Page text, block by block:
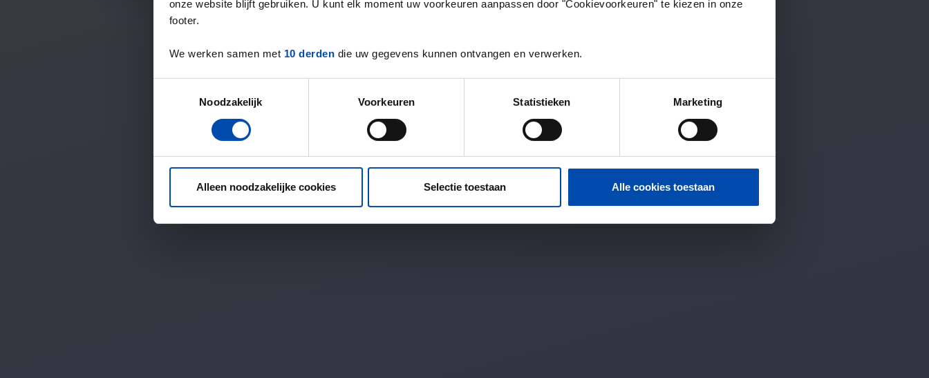
onze website blijft gebruiken. U kunt elk moment uw voorkeuren aanpassen door "Cookievoorkeuren" te kiezen in onze
footer.
We werken samen met 10 derden die uw gegevens kunnen ontvangen en verwerken.
Noodzakelijk
Voorkeuren Statistieken Marketing
Alleen noodzakelijke cookies Selectie toestaan Alle cookies toestaan